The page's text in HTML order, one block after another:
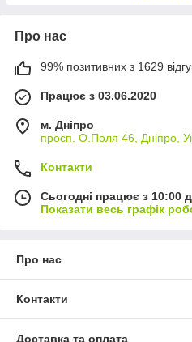
Про нас
99% позитивних з 1629
Працює з 03.06.2020
м. Дніпро
просп. О.Поля 46, Дніпро,
Контакти
Сьогодні працює з 10:00
Показати весь графік
Про нас
Контакти
Доставка та оплата